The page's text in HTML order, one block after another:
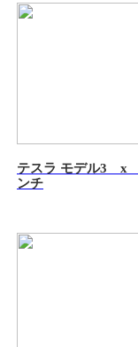
テスラ モデル3 x
ンチ